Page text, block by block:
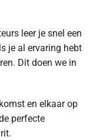
leer je snel een
je al ervaring hebt
Dit doen we in
en elkaar op
perfecte